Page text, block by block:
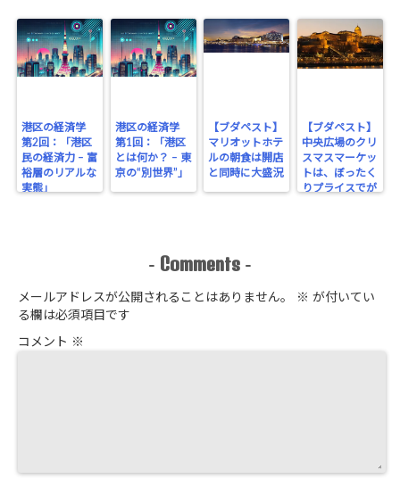
港区の経済学
第2回：「港区
民の経済力 – 富
裕層のリアルな
実態」
港区の経済学
第1回：「港区
とは何か？ – 東
京の“別世界”」
【ブダペスト】
マリオットホテ
ルの朝食は開店
と同時に大盛況
【ブダペスト】
中央広場のクリ
スマスマーケッ
トは、ぼったく
りプライスでが
- Comments -
メールアドレスが公開されることはありません。 ※ が付いてい
る欄は必須項目です
コメント ※